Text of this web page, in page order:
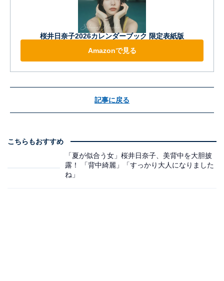
桜井日奈子2026カレンダーブック 限定表紙版
Amazonで見る
記事に戻る
こちらもおすすめ
「夏が似合う女」桜井日奈子、美背中を大胆披
露！ 「背中綺麗」「すっかり大人になりました
ね」